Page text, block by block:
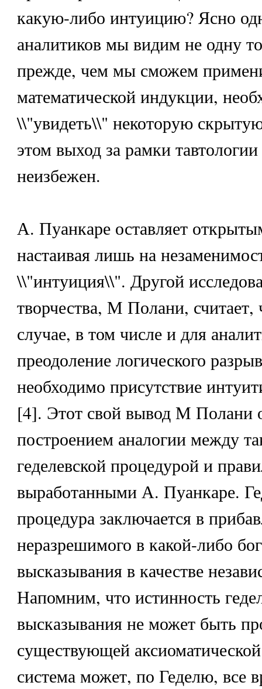
какую-либо интуицию? Ясно
аналитиков мы видим не одну
прежде, чем мы сможем
математической индукции,
\\"увидеть\\" некоторую
этом выход за рамки
неизбежен.
А. Пуанкаре оставляет
настаивая лишь на
\\"интуиция\\". Другой
творчества, М Полани,
случае, в том числе и для
преодоление логического
необходимо присутствие
[4]. Этот свой вывод М Полани
построением аналогии между
геделевской процедурой и
выработанными А. Пуанкаре.
процедура заключается в
неразрешимого в какой-либо
высказывания в качестве
Напомним, что истинность
высказывания не может быть
существующей
система может, по Геделю, все